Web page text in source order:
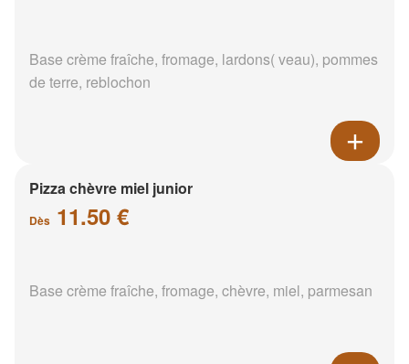
Base crème fraîche, fromage, lardons( veau), pommes
de terre, reblochon
Pizza chèvre miel junior
Dès 11.50 €
Base crème fraîche, fromage, chèvre, miel, parmesan